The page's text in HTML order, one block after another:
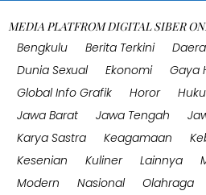
MEDIA PLATFROM DIGITAL SIBER
Bengkulu
Berita Terkini
Dunia Sexual
Ekonomi
Gaya
Global Info Grafik
Horor
Jawa Barat
Jawa Tengah
Karya Sastra
Keagamaan
Kesenian
Kuliner Lainnya
Modern
Nasional Olahraga